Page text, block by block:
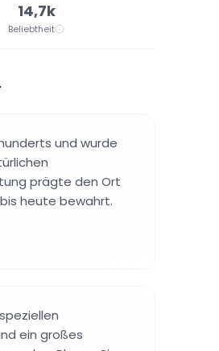
14,7k
Beliebtheit
und wurde
prägte den Ort
heute bewahrt.
ein großes